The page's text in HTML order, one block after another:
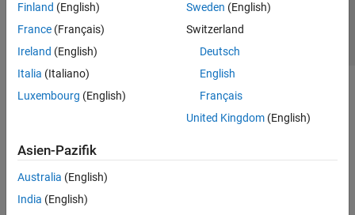
Finland (English)
France (Français)
Ireland (English)
Italia (Italiano)
Luxembourg (English)
Sweden (English)
Switzerland
Deutsch
English
Français
United Kingdom(English)
Asien-Pazifik
Australia (English)
India (English)
Website auswählen
Deutschland